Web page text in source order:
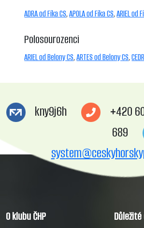
ADRA od Fíka CS,APOLA od Fíka CS,ARIEL od
Polosourozenci
ARIEL od Belony CS,ARTES od Belony CS,
kny9j6h
+420
689
O klubu ČHP